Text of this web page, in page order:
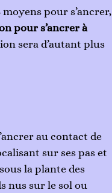
pour s’ancrer,
pour s’ancrer à
sera d’autant plus
au contact de
sur ses pas et
la plante des
nus sur le sol ou